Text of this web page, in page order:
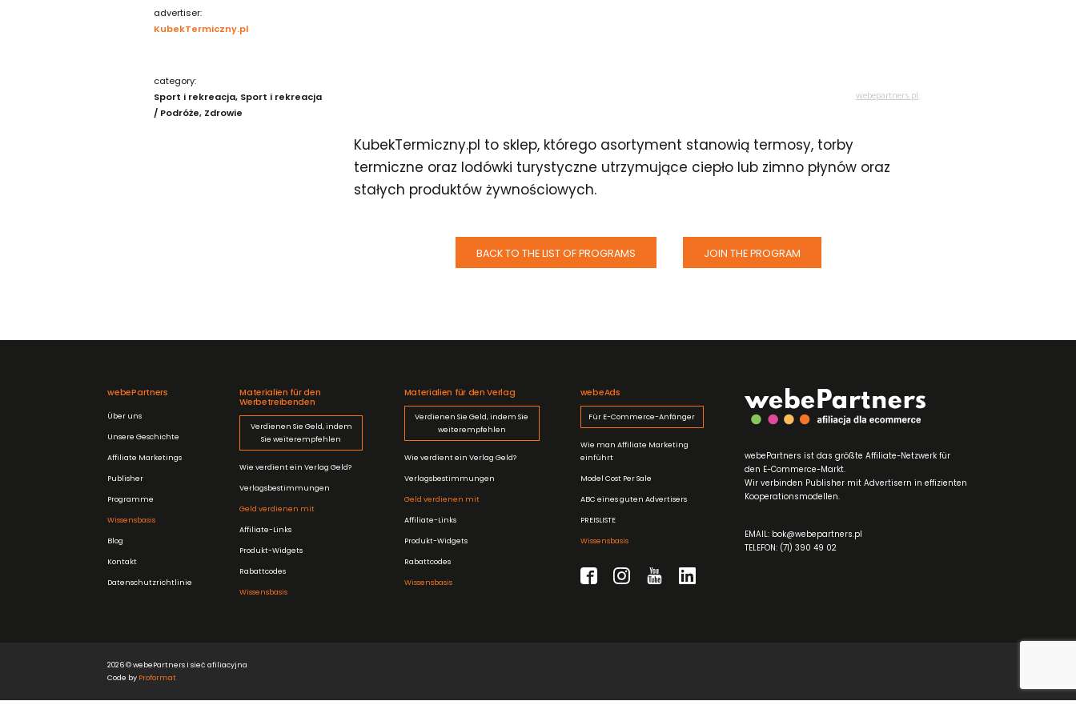
advertiser:
KubekTermiczny.pl
category:
Sport i rekreacja Sport i rekreacja
/ Podróże Zdrowie
KubekTermiczny.pl to sklep, którego asortyment stanowią termosy, torby
termiczne oraz lodówki turystyczne utrzymujące ciepło lub zimno płynów oraz
stałych produktów żywnościowych.
BACK TO THE LIST OF PROGRAMS JOIN THE PROGRAM
webePartners
Über uns
Unsere Geschichte
Affiliate Marketings
Publisher
Programme
Wissensbasis
Blog
Kontakt
Datenschutzrichtlinie
Materialien für den
Werbetreibenden
Verdienen Sie Geld, indem
Sie weiterempfehlen
Wie verdient ein Verlag Geld?
Verlagsbestimmungen
Geld verdienen mit
Affiliate-Links
Produkt-Widgets
Rabattcodes
Wissensbasis
Materialien für den Verlag
Verdienen Sie Geld, indem Sie
weiterempfehlen
Wie verdient ein Verlag Geld?
Verlagsbestimmungen
Geld verdienen mit
Affiliate-Links
Produkt-Widgets
Rabattcodes
Wissensbasis
webeAds
Für E-Commerce-Anfänger
Wie man Affiliate Marketing
einführt
Model Cost Per Sale
ABC eines guten Advertisers
PREISLISTE
Wissensbasis
webePartners ist das größte Affiliate-Netzwerk für
den E-Commerce-Markt.
Wir verbinden Publisher mit Advertisern in effizienten
Kooperationsmodellen.
EMAIL: bok@webepartners.pl
TELEFON: (71) 390 49 02
2026 © webePartners I sieć afiliacyjna
Code by Proformat